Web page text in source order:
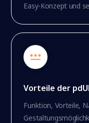
Easy-Konzept und
Vorteile der
Funktion, Vorteile,